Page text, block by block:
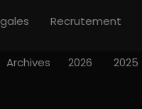
Recrutement
Archives 2026 2025